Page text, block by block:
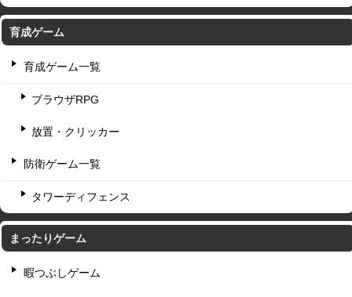
育成ゲーム
育成ゲーム一覧
ブラウザRPG
放置・クリッカー
防衛ゲーム一覧
タワーディフェンス
まったりゲーム
暇つぶしゲーム